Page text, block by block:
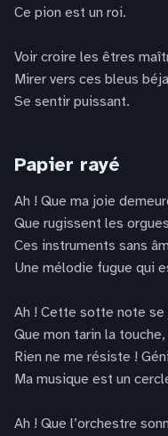
Ce pion est un roi.
Voir croire les êtres
Mirer vers ces bleus
Se sentir puissant.
Papier rayé
Ah ! Que ma joie
Que rugissent les
Ces instruments sans
Une mélodie fugue qui
Ah ! Cette sotte note
Que mon tarin la
Rien ne me résiste !
Ma musique est un
Ah ! Que l’orchestre